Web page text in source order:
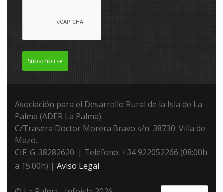
Subscribirse
Asociación para el Desarrollo Rural de la Isla de La
Palma (ADER La Palma).
C/Trasera Doctor Morera Bravo s/n. 38730. Villa de
Mazo.
CIF: G-38282620. | Teléfono: +34 922052266 (08:00h
a 15:00h) | Aviso Legal